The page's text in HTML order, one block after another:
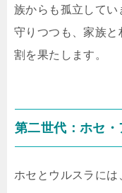
族からも孤立して
守りつつも、家族
割を果たします。
第二世代：ホセ
ホセとウルスラには